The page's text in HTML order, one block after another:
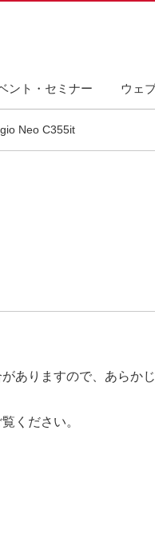
ント・セミナー ウェ
Neo C355it
ありますので、あらかじ
ください。